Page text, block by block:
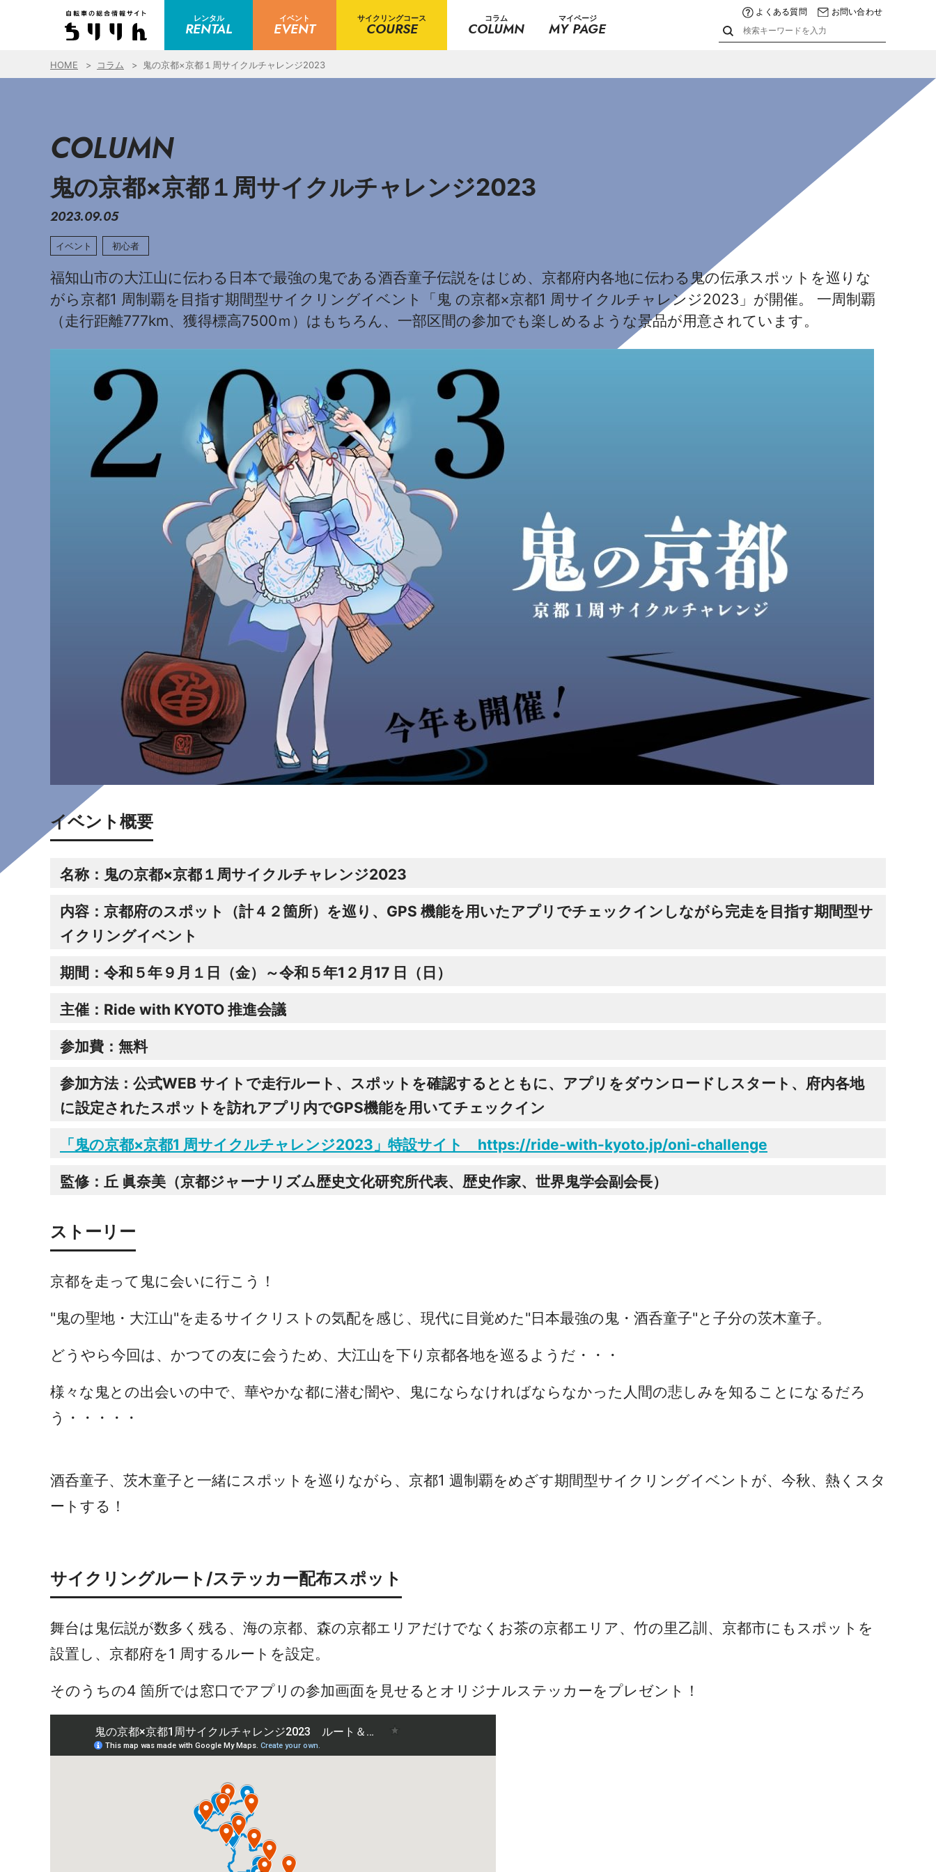
レンタル
RENTAL
イベント
EVENT
サイクリングコース
COURSE
コラム
COLUMN
マイページ
MY PAGE
よくある質問 お問い合わせ
HOME コラム 鬼の京都×京都１周サイクルチャレンジ2023
COLUMN
鬼の京都×京都１周サイクルチャレンジ2023
2023.09.05
イベント 初心者
福知山市の大江山に伝わる日本で最強の鬼である酒呑童子伝説をはじめ、京都府内各地に伝わる鬼の伝承スポットを巡りな
がら京都1 周制覇を目指す期間型サイクリングイベント「鬼 の京都×京都1 周サイクルチャレンジ2023」が開催。 一周制覇
（走行距離777km、獲得標高7500ｍ）はもちろん、一部区間の参加でも楽しめるような景品が用意されています。
イベント概要
名称：鬼の京都×京都１周サイクルチャレンジ2023
内容：京都府のスポット（計４２箇所）を巡り、GPS 機能を用いたアプリでチェックインしながら完走を目指す期間型サ
イクリングイベント
期間：令和５年９月１日（金）～令和５年1２月17 日（日）
主催：Ride with KYOTO 推進会議
参加費：無料
参加方法：公式WEB サイトで走行ルート、スポットを確認するとともに、アプリをダウンロードしスタート、府内各地
に設定されたスポットを訪れアプリ内でGPS機能を用いてチェックイン
「鬼の京都×京都1 周サイクルチャレンジ2023」特設サイト https://ride-with-kyoto.jp/oni-challenge
監修：丘 眞奈美（京都ジャーナリズム歴史文化研究所代表、歴史作家、世界鬼学会副会長）
ストーリー
京都を走って鬼に会いに行こう！
"鬼の聖地・大江山"を走るサイクリストの気配を感じ、現代に目覚めた"日本最強の鬼・酒呑童子"と子分の茨木童子。
どうやら今回は、かつての友に会うため、大江山を下り京都各地を巡るようだ・・・
様々な鬼との出会いの中で、華やかな都に潜む闇や、鬼にならなければならなかった人間の悲しみを知ることになるだろ
う・・・・・
酒呑童子、茨木童子と一緒にスポットを巡りながら、京都1 週制覇をめざす期間型サイクリングイベントが、今秋、熱くスタ
ートする！
サイクリングルート/ステッカー配布スポット
舞台は鬼伝説が数多く残る、海の京都、森の京都エリアだけでなくお茶の京都エリア、竹の里乙訓、京都市にもスポットを
設置し、京都府を1 周するルートを設定。
そのうちの4 箇所では窓口でアプリの参加画面を見せるとオリジナルステッカーをプレゼント！